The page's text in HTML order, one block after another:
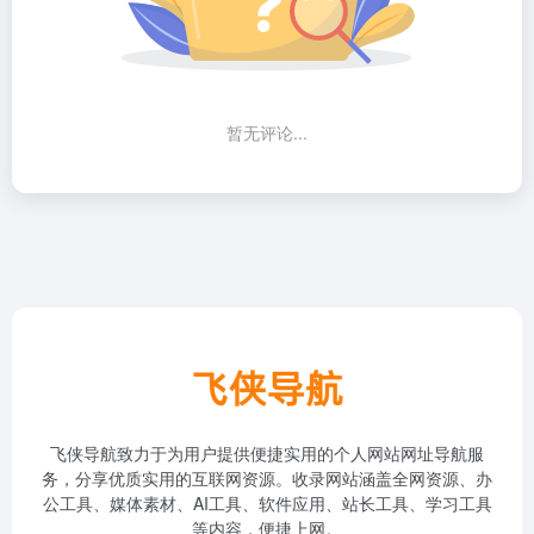
暂无评论...
飞侠导航致力于为用户提供便捷实用的个人网站网址导航服
务，分享优质实用的互联网资源。收录网站涵盖全网资源、办
公工具、媒体素材、AI工具、软件应用、站长工具、学习工具
等内容，便捷上网。